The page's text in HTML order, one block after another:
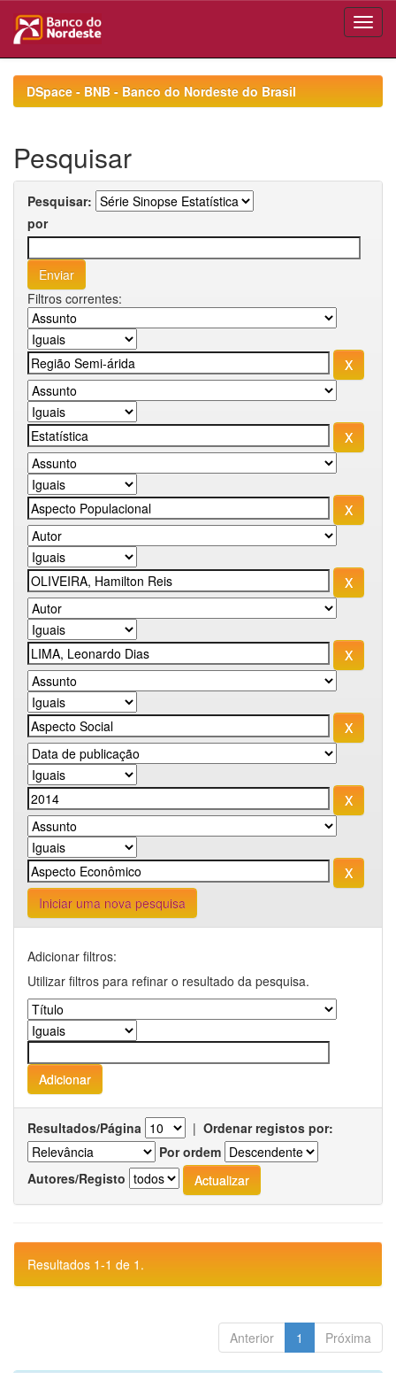
navigationDSpace - BNB - Banco do Nordeste do Brasil
Pesquisar
Pesquisar:
por
Filtros correntes:
Iniciar uma nova pesquisa
Adicionar filtros:
Utilizar filtros para refinar o resultado da pesquisa.
Resultados/Página | Ordenar registos por:
Por ordem
Autores/Registo
Resultados 1-1 de 1.
Anterior 1 Próxima